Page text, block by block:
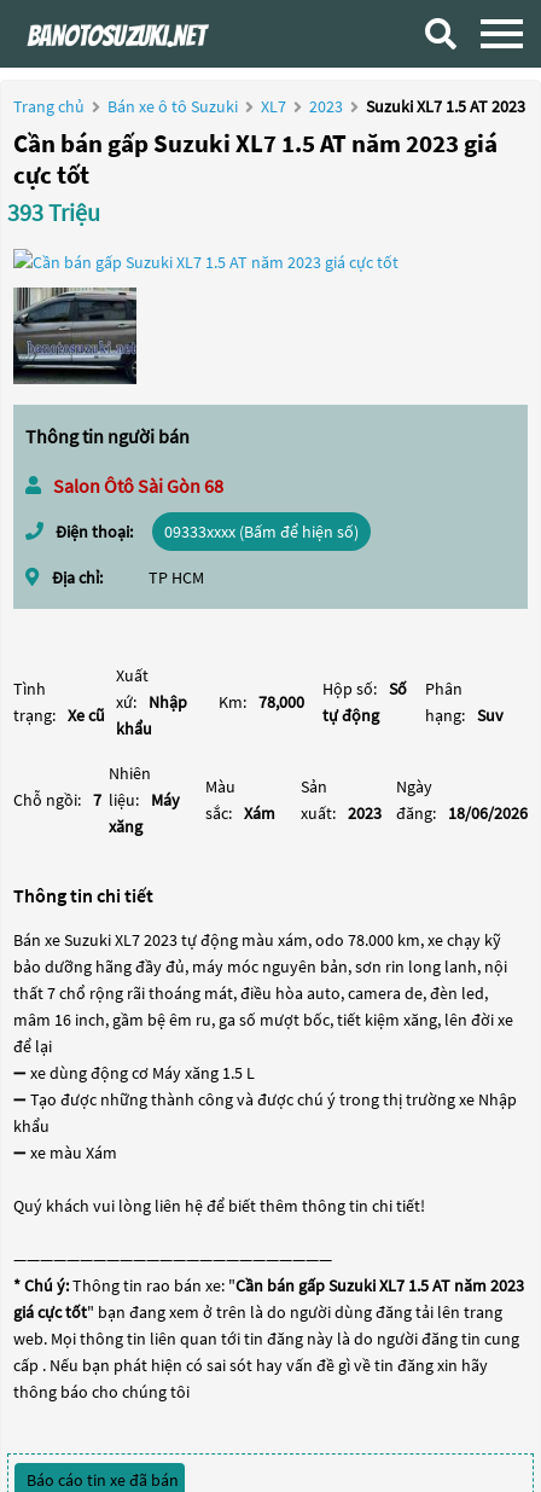
Trang chủ Bán xe ô tô Suzuki XL7 2023 Suzuki XL7 1.5 AT 2023
Cần bán gấp Suzuki XL7 1.5 AT năm 2023 giá
cực tốt
393 Triệu
Thông tin người bán
Salon Ôtô Sài Gòn 68
Điện thoại: 09333xxxx (Bấm để hiện số)
Địa chỉ: TP HCM
Tình
trạng: Xe cũ
Xuất
xứ:
Nhập
khẩu
Km: 78,000
Hộp số: Số
tự động
Phân
hạng: Suv
Chỗ ngồi: 7
Nhiên
liệu:
Máy
xăng
Màu
sắc: Xám
Sản
xuất: 2023
Ngày
đăng:
18/06/2026
Thông tin chi tiết
Bán xe Suzuki XL7 2023 tự động màu xám, odo 78.000 km, xe chạy kỹ
bảo dưỡng hãng đầy đủ, máy móc nguyên bản, sơn rin long lanh, nội
thất 7 chổ rộng rãi thoáng mát, điều hòa auto, camera de, đèn led,
mâm 16 inch, gầm bệ êm ru, ga số mượt bốc, tiết kiệm xăng, lên đời xe
để lại
➖ xe dùng động cơ Máy xăng 1.5 L
➖ Tạo được những thành công và được chú ý trong thị trường xe Nhập
khẩu
➖ xe màu Xám
Quý khách vui lòng liên hệ để biết thêm thông tin chi tiết!
————————————————————————
* Chú ý:Thông tin rao bán xe: "Cần bán gấp Suzuki XL7 1.5 AT năm 2023
giá cực tốt" bạn đang xem ở trên là do người dùng đăng tải lên trang
web. Mọi thông tin liên quan tới tin đăng này là do người đăng tin cung
cấp . Nếu bạn phát hiện có sai sót hay vấn đề gì về tin đăng xin hãy
thông báo cho chúng tôi
Báo cáo tin xe đã bán